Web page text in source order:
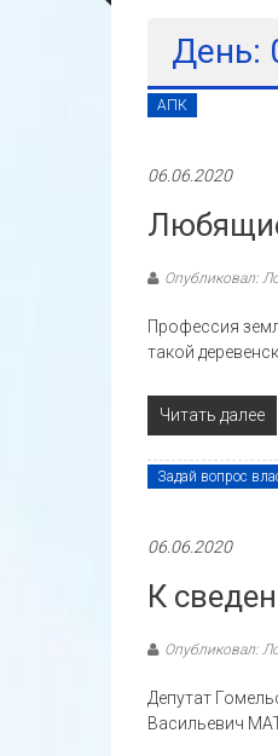
День:
АПК
06.06.2020
Опубликовал:
Профессия
такой
Читать далее
Задай вопрос
06.06.2020
К
Опубликовал:
Депутат
Васильевич